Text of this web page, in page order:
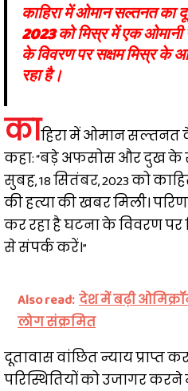
काहिरा में ओमान सल्तनत का
2023 को मिस्र में एक ओमानी
के विवरण पर सक्षम मिस्र के
रहा है।
काहिरा में ओमान सल्तनत
कहा: “बड़े अफसोस और दुख के
सुबह, 18 सितंबर, 2023 को
की हत्या की खबर मिली।
कर रहा है घटना के विवरण पर
से संपर्क करें।”
Also read: देश में बढ़ी
लोग संक्रमित
दूतावास वांछित न्याय
परिस्थितियों को उजागर करने